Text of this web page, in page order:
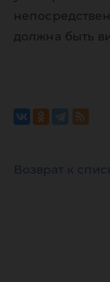
должна быть
Возврат к